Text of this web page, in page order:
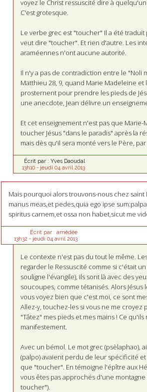
voyez le Christ ressuscité dire à
C'est grotesque.
Le verbe grec est "toucher" Il a été
veut dire "toucher". Et rien d'autre. Les
araméennes n'ont aucune autorité.
Il n'y a pas de contradiction entre le "Noli
Matthieu 28, 9, quand Marie Madeleine et
prosternent pour prendre les pieds de
une anecdote, Jean délivre un
Et cet enseignement n'est pas que
toucher Jésus "dans le paradis" après la
mais dès qu'il sera monté vers le Père,
Écrit par : Yves Daoudal
13h10- jeudi 04 avril 2013
Mais pourquoi alors trouvons-nous chez saint
manus meas,et pedes,quia ego ipse
spiritus carnem,et ossa non habet,sicut me
Écrit par : amédée
13h32 - jeudi 04 avril 2013
Le contexte n'est pas du tout le même.
regarder le Ressuscité comme si c'était
souligne l'évangile), ils sont là avec des
soucoupes, comme tétanisés. Alors Jésus
vous voyez bien que c'est moi, ce sont
Allez-y, touchez-les si vous ne me croyez
"Tâtez" mes pieds et mes mains ! Ce
manifestement.
Avec un bémol. Le mot grec (psèlaphao),
(palpo) avaient perdu de leur spécificité
que "toucher". En témoigne l'épître aux
vous êtes pas approchés d'une
toucher").